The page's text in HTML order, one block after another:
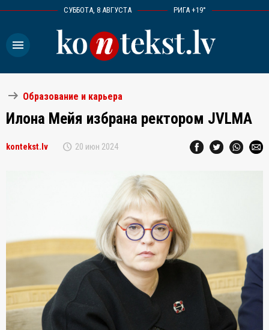
СУББОТА, 8 АВГУСТА РИГА +19°
menu
arrow_right_alt Образование и карьера
Илона Мейя избрана ректором JVLMA
kontekst.lv schedule 20 июн 2024